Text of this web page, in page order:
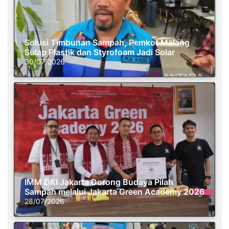
Solusi Timbunan Sampah, Pemkot Malang
Sulap Plastik dan Styrofoam Jadi Solar
30/07/2026
IMM DKI Jakarta Dorong Budaya Pilah
Sampah melalui Jakarta Green Academy 2026
28/07/2026